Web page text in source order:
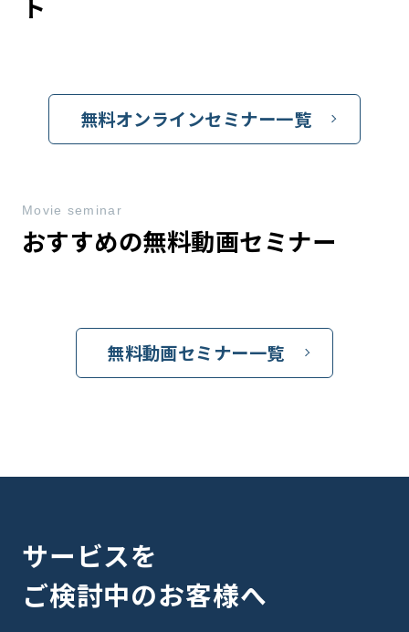
無料オンラインセミナー一覧
おすすめの無料動画セミナー
Movie seminar
無料動画セミナー一覧
サービスを
ご検討中のお客様へ